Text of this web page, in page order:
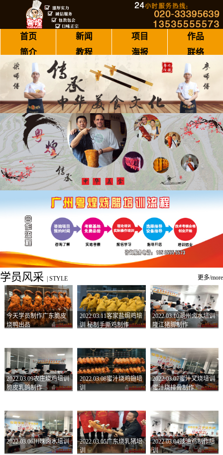
首页 新闻 项目
作品
简介
教程 海报 联络
学员风采 STYLE 更多/more
今天学员制作广东脆皮
烧鸭出品
2022.03.11客家盐焗鸡培
训 秘制手撕鸡制作
2022.03.10潮州卤水培训
隆江猪脚制作
2022.03.09农庄烧鸡培训
脆皮乳鸽制作
2022.03.08蜜汁烧鸡翅培
训
2022.03.07蜜汁叉烧培训
蜜汁烧排骨制作
2022.03.06川味卤水培训
2022.03.05广东烧乳猪培
训
2022.03.04豉油鸡制作培
训